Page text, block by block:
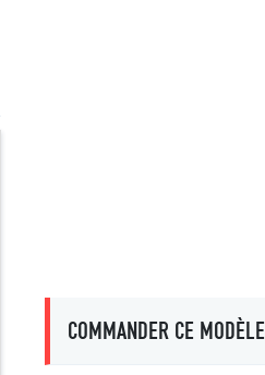
COMMANDER CE MODÈLE